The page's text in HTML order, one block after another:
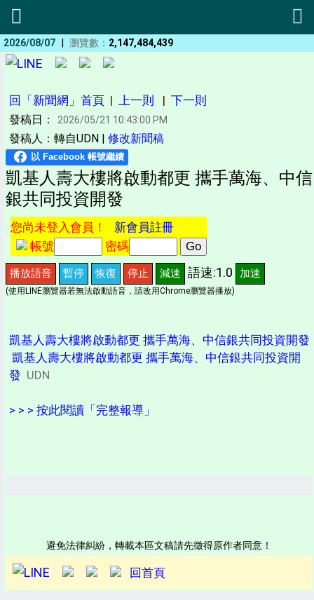
2026/08/07 | 瀏覽數： 2,147,484,439
回「新聞網」首頁 | 上一則 | 下一則
發稿日： 2026/05/21 10:43:00 PM
發稿人：轉自UDN | 修改新聞稿
凱基人壽大樓將啟動都更 攜手萬海、中信
銀共同投資開發
您尚未登入會員！ 新會員註冊
帳號
密碼
播放語音 暫停 恢復 停止 減速 語速:1.0 加速
(使用LINE瀏覽器若無法啟動語音，請改用Chrome瀏覽器播放)
凱基人壽大樓將啟動都更 攜手萬海、中信銀共同投資開發
凱基人壽大樓將啟動都更 攜手萬海、中信銀共同投資開
發 UDN
> > > 按此閱讀「完整報導」
避免法律糾紛，轉載本區文稿請先徵得原作者同意！
回首頁